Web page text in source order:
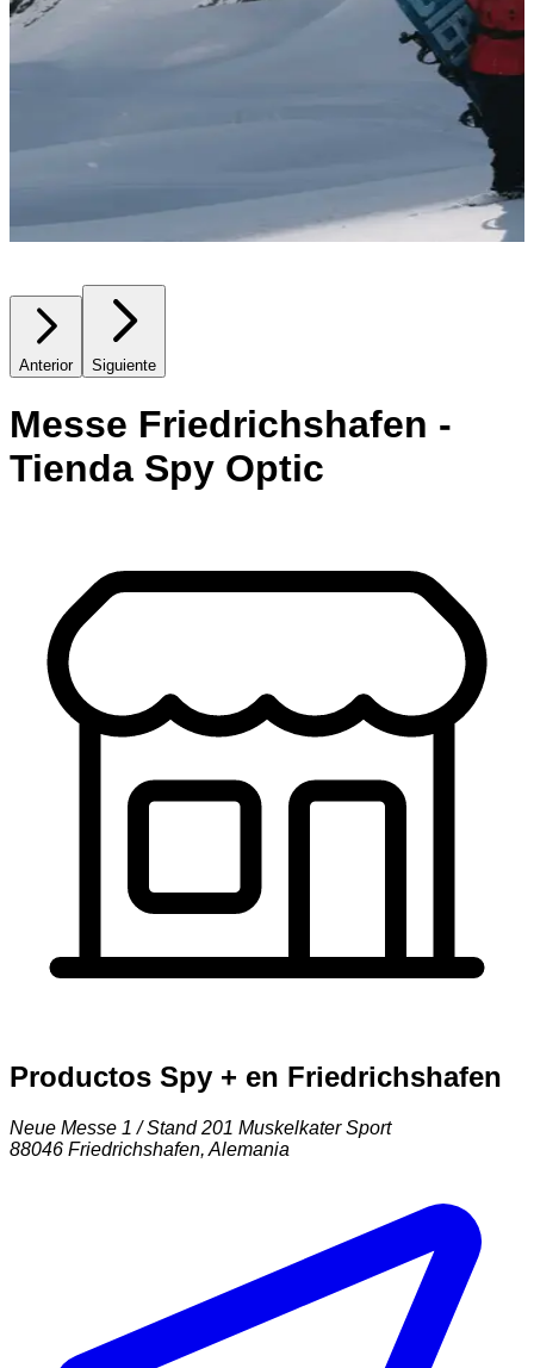
Anterior Siguiente
Messe Friedrichshafen -
Tienda Spy Optic
Productos Spy + en Friedrichshafen
Neue Messe 1 / Stand 201 Muskelkater Sport
88046 Friedrichshafen, Alemania